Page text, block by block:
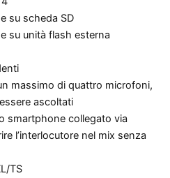
su scheda SD
su unità flash esterna
massimo di quattro microfoni,
ascoltati
smartphone collegato via
l’interlocutore nel mix senza
TS